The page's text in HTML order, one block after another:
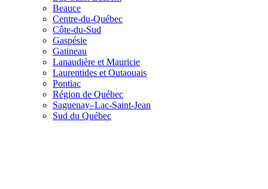
Beauce
Centre-du-Québec
Côte-du-Sud
Gaspésie
Gatineau
Lanaudière et Mauricie
Laurentides et Outaouais
Pontiac
Région de Québec
Saguenay–Lac-Saint-Jean
Sud du Québec